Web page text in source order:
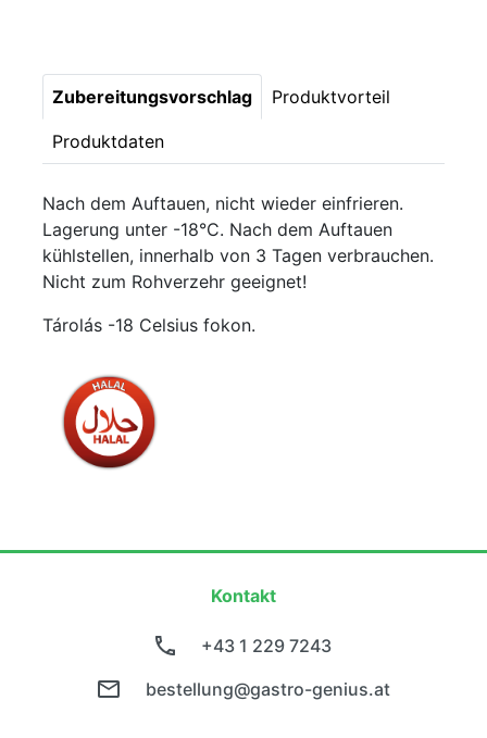
Zubereitungsvorschlag Produktvorteil
Produktdaten
Nach dem Auftauen, nicht wieder einfrieren.
Lagerung unter -18°C. Nach dem Auftauen
kühlstellen, innerhalb von 3 Tagen verbrauchen.
Nicht zum Rohverzehr geeignet!
Tárolás -18 Celsius fokon.
Kontakt
+43 1 229 7243
bestellung@gastro-genius.at